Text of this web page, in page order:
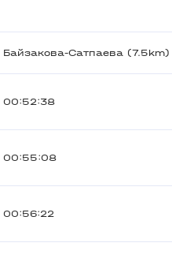
Байзакова-Сатпаева (7.5km)
00:52:38
00:55:08
00:56:22